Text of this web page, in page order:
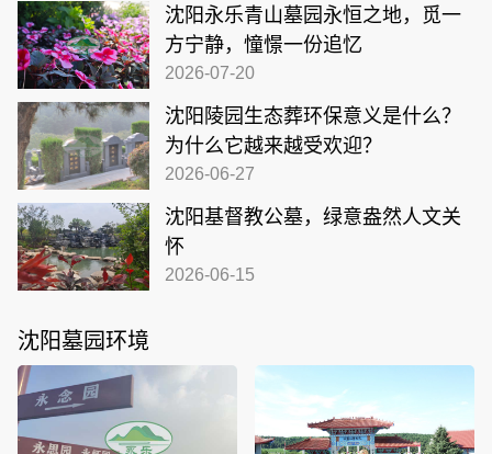
沈阳永乐青山墓园永恒之地，觅一
方宁静，憧憬一份追忆
2026-07-20
沈阳陵园生态葬环保意义是什么？
为什么它越来越受欢迎？
2026-06-27
沈阳基督教公墓，绿意盎然人文关
怀
2026-06-15
沈阳墓园环境